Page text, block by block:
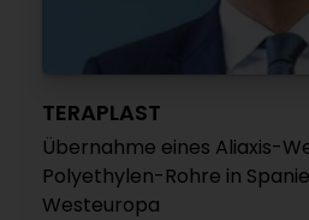
TERAPLAST
Übernahme eines Aliaxis-
Polyethylen-Rohre in
Westeuropa